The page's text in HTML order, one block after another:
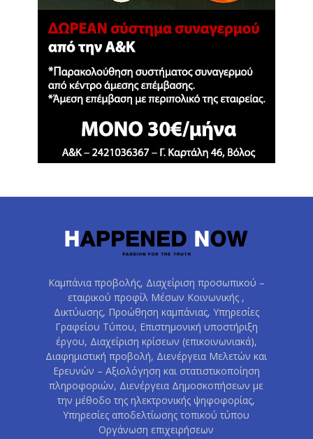
Καμπάνια προβολής, Διαχείριση προσωπικού –
εταιρικού προφίλ Μέσων Κοινωνικής ,
Δικτύωσης, Προώθηση καμπάνιας, Υπηρεσίες
Γραφείου Τύπου, Επιστημονική υποστήριξη
έργου, Διαχείριση κρίσεων (επικοινωνιακά),
Διαφημιστική προβολή, Διενέργεια Μελετών και
Ερευνών – Αξιολόγηση και στατιστικοποίηση
πληροφοριών, Διενέργεια Δημοσκοπήσεων με
την μέθοδο της ηλεκτρονικής ψηφοφορίας,
Υπηρεσίες αποδελτίωσης τοπικού τύπου
Οργάνωση επιχειρήσεων